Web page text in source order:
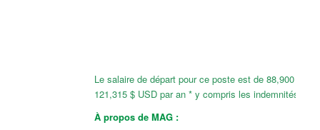
Le salaire de départ pour ce poste est de 88,900 £
121,315 $ USD par an * y compris les indemnités.
À propos de MAG :